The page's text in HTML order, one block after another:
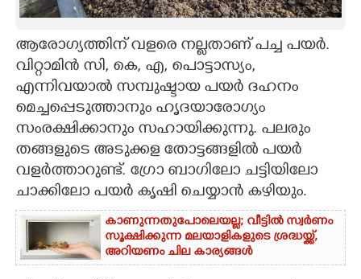
LITERATURE
CONTACT US
ആരോഗ്യത്തിന് വളരെ നല്ലതാണ് പച്ച പയർ.
വിറ്റാമിൻ സി,​ കെ,​ എ,​ പൊട്ടാസ്യം,
എന്നിവയാൽ സമ്പുഷ്ടായ പയർ ദഹനം
മെച്ചപ്പെടുത്താനും ഹൃദയാരോഗ്യം
സംരക്ഷിക്കാനും സഹായിക്കുന്നു. പലരും
തങ്ങളുടെ അടുക്കള തോട്ടങ്ങളിൽ പയർ
വളർത്താറുണ്ട്. ഗ്രോ ബാഗിലോ ചട്ടിയിലോ
ചാക്കിലോ പയർ കൃഷി ചെയ്യാൻ കഴിയും.
കാണുന്നതുപോലെയല്ല; വീട്ടിൽ സ്വർണം
സൂക്ഷിക്കുന്ന മലയാളികളുടെ ശ്രദ്ധയ്ക്ക്,
അറിയണം ചില കാര്യങ്ങൾ